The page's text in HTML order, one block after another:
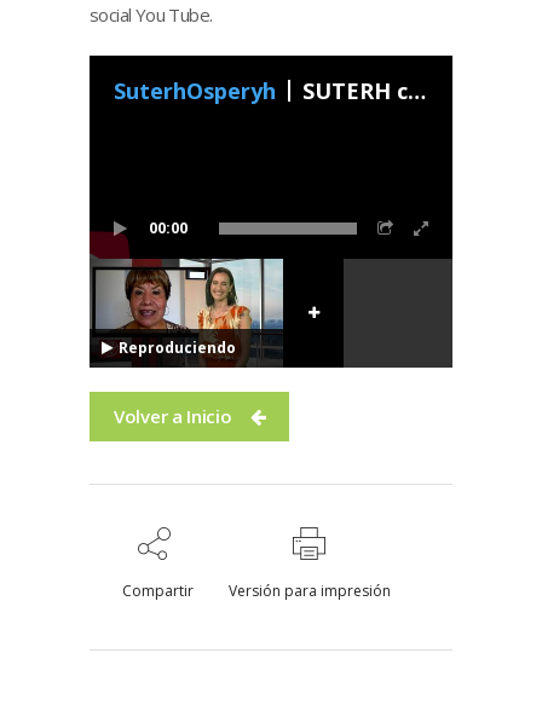
social You Tube.
00:00
SuterhOsperyh SUTERH con Vos - Programa 43 2020
Reproduciendo
Volver a Inicio
Compartir Versión para impresión